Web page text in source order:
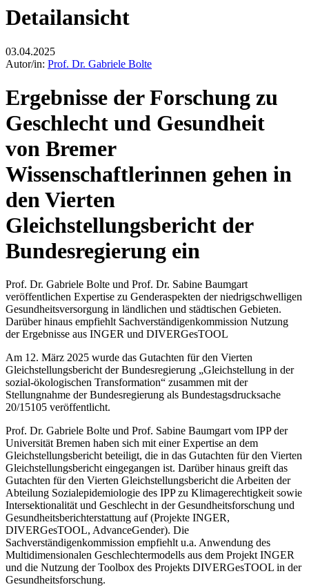
Detailansicht
03.04.2025
Autor/in: Prof. Dr. Gabriele Bolte
Ergebnisse der Forschung zu
Geschlecht und Gesundheit
von Bremer
Wissenschaftlerinnen gehen in
den Vierten
Gleichstellungsbericht der
Bundesregierung ein
Prof. Dr. Gabriele Bolte und Prof. Dr. Sabine Baumgart
veröffentlichen Expertise zu Genderaspekten der niedrigschwelligen
Gesundheitsversorgung in ländlichen und städtischen Gebieten.
Darüber hinaus empfiehlt Sachverständigenkommission Nutzung
der Ergebnisse aus INGER und DIVERGesTOOL
Am 12. März 2025 wurde das Gutachten für den Vierten
Gleichstellungsbericht der Bundesregierung „Gleichstellung in der
sozial-ökologischen Transformation“ zusammen mit der
Stellungnahme der Bundesregierung als Bundestagsdrucksache
20/15105 veröffentlicht.
Prof. Dr. Gabriele Bolte und Prof. Sabine Baumgart vom IPP der
Universität Bremen haben sich mit einer Expertise an dem
Gleichstellungsbericht beteiligt, die in das Gutachten für den Vierten
Gleichstellungsbericht eingegangen ist. Darüber hinaus greift das
Gutachten für den Vierten Gleichstellungsbericht die Arbeiten der
Abteilung Sozialepidemiologie des IPP zu Klimagerechtigkeit sowie
Intersektionalität und Geschlecht in der Gesundheitsforschung und
Gesundheitsberichterstattung auf (Projekte INGER,
DIVERGesTOOL, AdvanceGender). Die
Sachverständigenkommission empfiehlt u.a. Anwendung des
Multidimensionalen Geschlechtermodells aus dem Projekt INGER
und die Nutzung der Toolbox des Projekts DIVERGesTOOL in der
Gesundheitsforschung.